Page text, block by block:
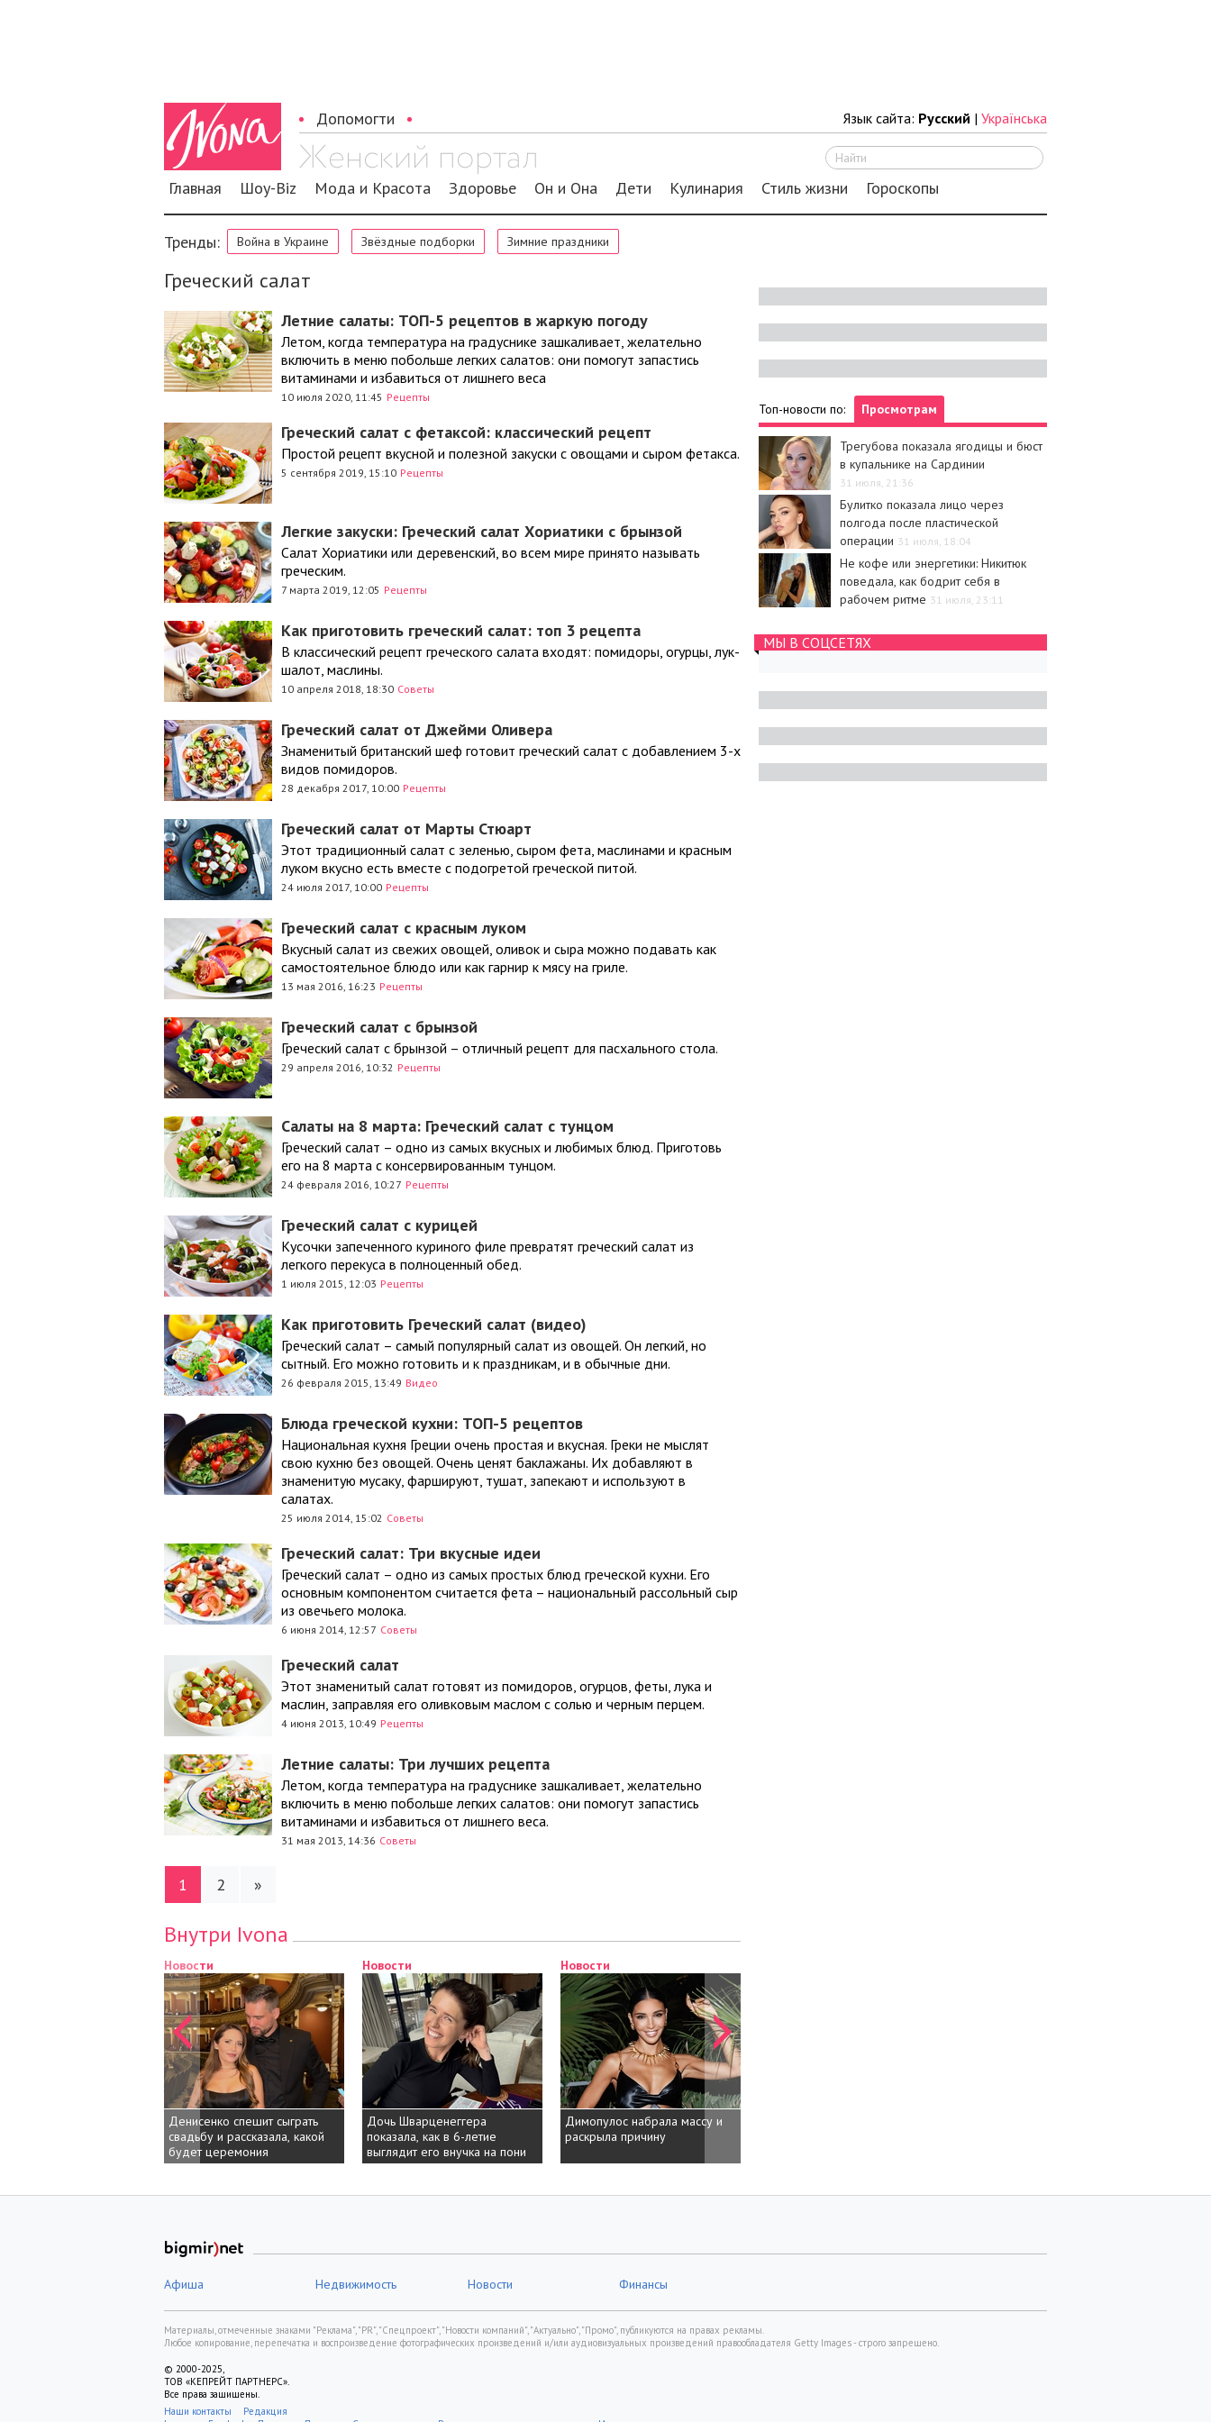
Допомогти Язык сайта: Русский | Українська
Главная Шоу-Biz Мода и Красота Здоровье Он и Она Дети Кулинария Стиль жизни Гороскопы
Тренды: Война в Украине Звёздные подборки Зимние праздники
Греческий салат
Летние салаты: ТОП-5 рецептов в жаркую погоду
Летом, когда температура на градуснике зашкаливает, желательно
включить в меню побольше легких салатов: они помогут запастись
витаминами и избавиться от лишнего веса
10 июля 2020, 11:45 Рецепты
Греческий салат с фетаксой: классический рецепт
Простой рецепт вкусной и полезной закуски с овощами и сыром фетакса.
5 сентября 2019, 15:10 Рецепты
Легкие закуски: Греческий салат Хориатики с брынзой
Салат Хориатики или деревенский, во всем мире принято называть
греческим.
7 марта 2019, 12:05 Рецепты
Как приготовить греческий салат: топ 3 рецепта
В классический рецепт греческого салата входят: помидоры, огурцы, лук-
шалот, маслины.
10 апреля 2018, 18:30 Советы
Греческий салат от Джейми Оливера
Знаменитый британский шеф готовит греческий салат с добавлением 3-х
видов помидоров.
28 декабря 2017, 10:00 Рецепты
Греческий салат от Марты Стюарт
Этот традиционный салат с зеленью, сыром фета, маслинами и красным
луком вкусно есть вместе с подогретой греческой питой.
24 июля 2017, 10:00 Рецепты
Греческий салат с красным луком
Вкусный салат из свежих овощей, оливок и сыра можно подавать как
самостоятельное блюдо или как гарнир к мясу на гриле.
13 мая 2016, 16:23 Рецепты
Греческий салат с брынзой
Греческий салат с брынзой – отличный рецепт для пасхального стола.
29 апреля 2016, 10:32 Рецепты
Салаты на 8 марта: Греческий салат с тунцом
Греческий салат – одно из самых вкусных и любимых блюд. Приготовь
его на 8 марта с консервированным тунцом.
24 февраля 2016, 10:27 Рецепты
Греческий салат с курицей
Кусочки запеченного куриного филе превратят греческий салат из
легкого перекуса в полноценный обед.
1 июля 2015, 12:03 Рецепты
Как приготовить Греческий салат (видео)
Греческий салат – самый популярный салат из овощей. Он легкий, но
сытный. Его можно готовить и к праздникам, и в обычные дни.
26 февраля 2015, 13:49 Видео
Блюда греческой кухни: ТОП-5 рецептов
Национальная кухня Греции очень простая и вкусная. Греки не мыслят
свою кухню без овощей. Очень ценят баклажаны. Их добавляют в
знаменитую мусаку, фаршируют, тушат, запекают и используют в
салатах.
25 июля 2014, 15:02 Советы
Греческий салат: Три вкусные идеи
Греческий салат – одно из самых простых блюд греческой кухни. Его
основным компонентом считается фета – национальный рассольный сыр
из овечьего молока.
6 июня 2014, 12:57 Советы
Греческий салат
Этот знаменитый салат готовят из помидоров, огурцов, феты, лука и
маслин, заправляя его оливковым маслом с солью и черным перцем.
4 июня 2013, 10:49 Рецепты
Летние салаты: Три лучших рецепта
Летом, когда температура на градуснике зашкаливает, желательно
включить в меню побольше легких салатов: они помогут запастись
витаминами и избавиться от лишнего веса.
31 мая 2013, 14:36 Советы
1 2 »
Внутри Ivona
Новости
Денисенко спешит сыграть
свадьбу и рассказала, какой
будет церемония
Новости
Дочь Шварценеггера
показала, как в 6-летие
выглядит его внучка на пони
Новости
Димопулос набрала массу и
раскрыла причину
Топ-новости по: Просмотрам
Трегубова показала ягодицы и бюст
в купальнике на Сардинии
31 июля, 21:36
Булитко показала лицо через
полгода после пластической
операции 31 июля, 18:04
Не кофе или энергетики: Никитюк
поведала, как бодрит себя в
рабочем ритме 31 июля, 23:11
МЫ В СОЦСЕТЯХ
Афиша Недвижимость Новости Финансы
Материалы, отмеченные знаками "Реклама", "PR", "Спецпроект", "Новости компаний", "Актуально", "Промо", публикуются на правах рекламы.
Любое копирование, перепечатка и воспроизведение фотографических произведений и/или аудиовизуальных произведений правообладателя Getty Images - строго запрещено.
© 2000-2025,
ТОВ «КЕПРЕЙТ ПАРТНЕРС».
Все права защищены.
Наши контакты
Редакция